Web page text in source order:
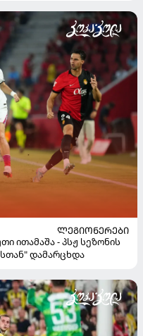
ᲚᲔᲒᲘᲝᲜᲔᲠᲔᲑᲘ
ითამაშა - პსჟ სეზონის
დამარცხდა